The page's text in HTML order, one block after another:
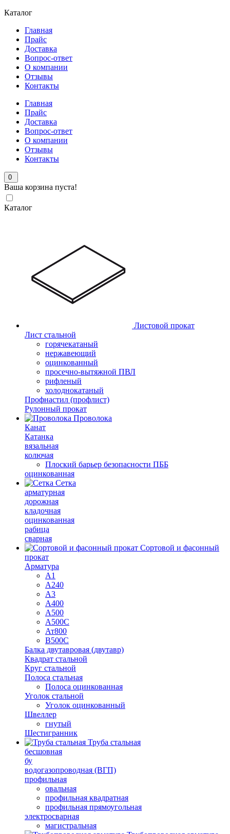
Каталог
Главная
Прайс
Доставка
Вопрос-ответ
О компании
Отзывы
Контакты
Главная
Прайс
Доставка
Вопрос-ответ
О компании
Отзывы
Контакты
0
Ваша корзина пуста!
Каталог
Листовой прокат
Лист стальной
горячекатаный
нержавеющий
оцинкованный
просечно-вытяжной ПВЛ
рифленый
холоднокатаный
Профнастил (профлист)
Рулонный прокат
Проволока
Канат
Катанка
вязальная
колючая
Плоский барьер безопасности ПББ
оцинкованная
Сетка
арматурная
дорожная
кладочная
оцинкованная
рабица
сварная
Сортовой и фасонный
прокат
Арматура
А1
А240
А3
А400
А500
А500С
Ат800
В500С
Балка двутавровая (двутавр)
Квадрат стальной
Круг стальной
Полоса стальная
Полоса оцинкованная
Уголок стальной
Уголок оцинкованный
Швеллер
гнутый
Шестигранник
Труба стальная
бесшовная
бу
водогазопроводная (ВГП)
профильная
овальная
профильная квадратная
профильная прямоугольная
электросварная
магистральная